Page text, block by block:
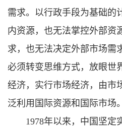
需求。以行政手段为基础的
内资源，也无法掌控外部资
求，也无法决定外部市场需
必须转变思维方式，放眼世
经济，实行市场经济，由市
泛利用国际资源和国际市场
1978年以来，中国坚定